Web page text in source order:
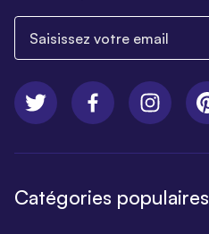
Catégories populaires